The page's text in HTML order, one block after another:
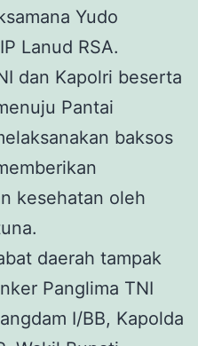
Yudo
Lanud RSA.
dan Kapolri beserta
Pantai
baksos
kesehatan oleh
daerah tampak
Panglima TNI
I/BB, Kapolda